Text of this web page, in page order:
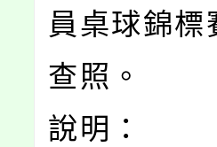
員桌球錦
查照。
說明：